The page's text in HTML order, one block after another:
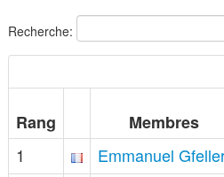
Recherche:
Rang Membres
1
Emmanuel